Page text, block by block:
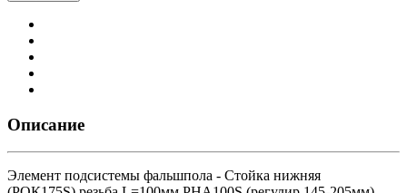
Описание
Элемент подсистемы фальшпола - Стойка нижняя